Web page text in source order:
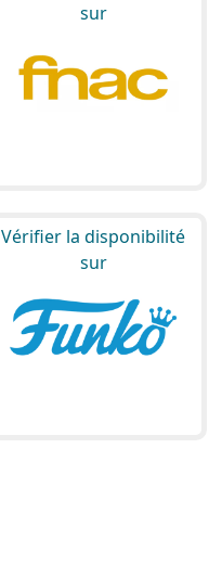
sur
Vérifier la disponibilité
sur